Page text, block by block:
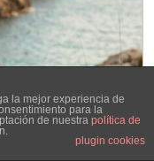
la mejor experiencia de
para la
de nuestra política de
plugin cookies